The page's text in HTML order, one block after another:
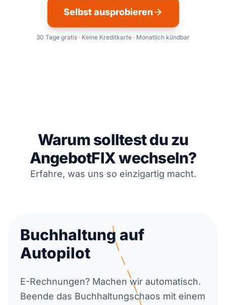
Selbst ausprobieren
30 Tage gratis · Keine Kreditkarte · Monatlich kündbar
Warum solltest du zu
AngebotFIX wechseln?
Erfahre, was uns so einzigartig macht.
Buchhaltung auf
Autopilot
E-Rechnungen? Machen wir automatisch.
Beende das Buchhaltungschaos mit einem